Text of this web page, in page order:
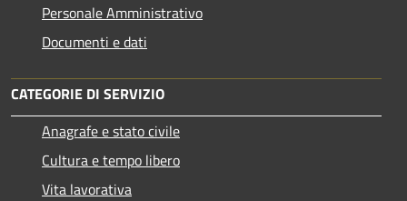
Personale Amministrativo
Documenti e dati
CATEGORIE DI SERVIZIO
Anagrafe e stato civile
Cultura e tempo libero
Vita lavorativa